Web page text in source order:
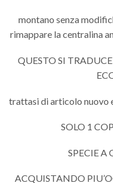
montano senza
rimappare la centralina
QUESTO SI
trattasi di articolo nuovo
SOLO 1
SPECIE A
ACQUISTANDO